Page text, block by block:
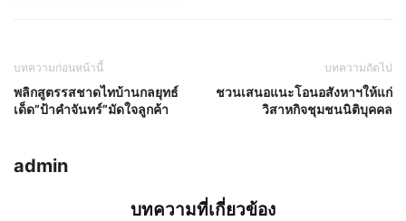
บทความก่อนหน้านี้
พลิกสูตรรสชาดไทบ้านกลยุทธ์
เด็ด”ป้าคำจันทร์”มัดใจลูกค้า
บทความถัดไป
ชวนเสนอแนะโอนอสังหาฯให้แก่
วิสาหกิจชุมชนนิติบุคคล
admin
บทความที่เกี่ยวข้อง